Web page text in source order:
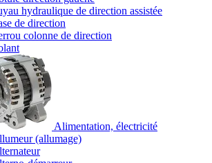
hydraulique de direction assistée
de direction
colonne de direction
Alimentation, électricité
(allumage)